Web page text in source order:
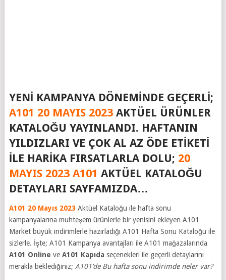
YENI KAMPANYA DÖNEMINDE GEÇERLI;
A101 20 MAYIS 2023AKTÜEL ÜRÜNLER
KATALOĞU YAYINLANDI. HAFTANIN
YILDIZLARI VE ÇOK AL AZ ÖDE ETIKETI
ILE HARIKA FIRSATLARLA DOLU; 20
MAYIS 2023 A101 AKTÜEL KATALOĞU
DETAYLARI SAYFAMIZDA…
A101 20 Mayıs 2023 Aktüel Kataloğu ile hafta sonu
kampanyalarına muhteşem ürünlerle bir yenisini ekleyen A101
Market büyük indirimlerle hazırladığı A101 Hafta Sonu Kataloğu ile
sizlerle. İşte; A101 Kampanya avantajları ile A101 mağazalarında
A101 Online ve A101 Kapıda seçenekleri ile geçerli detaylarını
merakla beklediğiniz; A101’de Bu hafta sonu indirimde neler var?